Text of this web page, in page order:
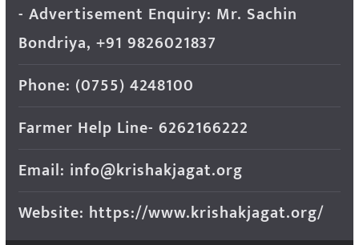
- Advertisement Enquiry: Mr. Sachin
Bondriya, +91 9826021837
Phone: (0755) 4248100
Farmer Help Line- 6262166222
Email: info@krishakjagat.org
Website: https://www.krishakjagat.org/